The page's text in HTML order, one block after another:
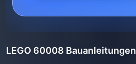
LEGO 60008 Bauanleitungen